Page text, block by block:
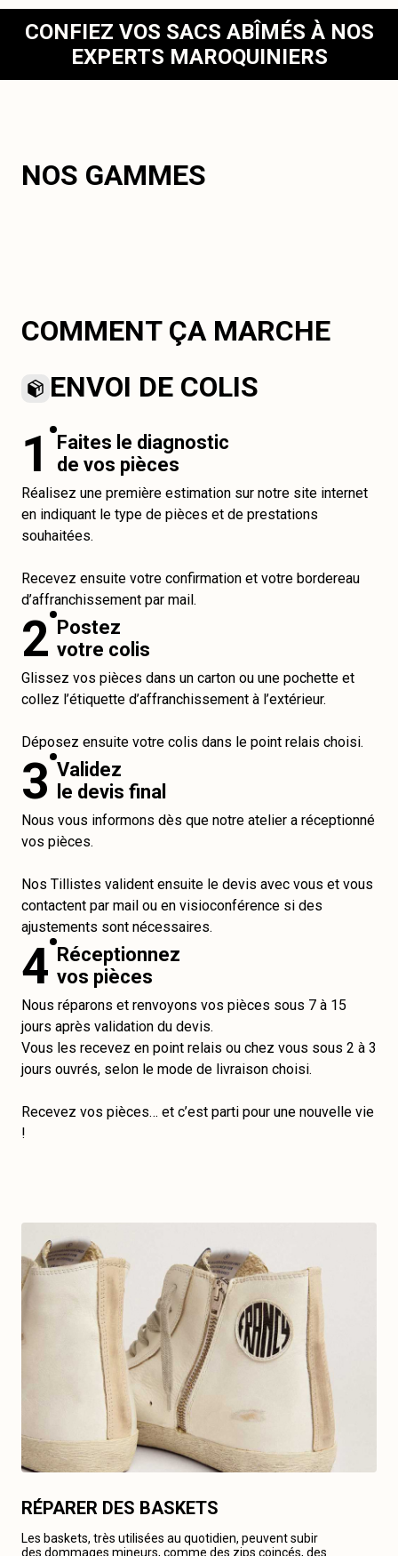
CONFIEZ VOS SACS ABÎMÉS À NOS
EXPERTS MAROQUINIERS
NOS GAMMES
COMMENT ÇA MARCHE
ENVOI DE COLIS
1
Faites le diagnostic
de vos pièces
Réalisez une première estimation sur notre site internet
en indiquant le type de pièces et de prestations
souhaitées.
Recevez ensuite votre confirmation et votre bordereau
d’affranchissement par mail.
2 Postez
votre colis
Glissez vos pièces dans un carton ou une pochette et
collez l’étiquette d’affranchissement à l’extérieur.
Déposez ensuite votre colis dans le point relais choisi.
3 Validez
le devis final
Nous vous informons dès que notre atelier a réceptionné
vos pièces.
Nos Tillistes valident ensuite le devis avec vous et vous
contactent par mail ou en visioconférence si des
ajustements sont nécessaires.
4 Réceptionnez
vos pièces
Nous réparons et renvoyons vos pièces sous 7 à 15
jours après validation du devis.
Vous les recevez en point relais ou chez vous sous 2 à 3
jours ouvrés, selon le mode de livraison choisi.
Recevez vos pièces… et c’est parti pour une nouvelle vie
!
RÉPARER DES BASKETS
Les baskets, très utilisées au quotidien, peuvent subir
des dommages mineurs, comme des zips coincés, des